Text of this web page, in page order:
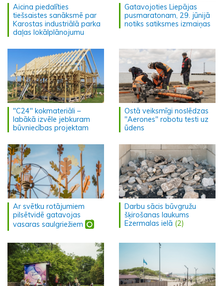
Aicina piedalīties
tiešsaistes sanāksmē par
Karostas industriālā parka
daļas lokālplānojumu
Gatavojoties Liepājas
pusmaratonam, 29. jūnijā
notiks satiksmes izmaiņas
"C24" kokmateriāli –
labākā izvēle jebkuram
būvniecības projektam
Ostā veiksmīgi noslēdzas
"Aerones" robotu testi uz
ūdens
Ar svētku rotājumiem
pilsētvidē gatavojas
vasaras saulgriežiem
Darbu sācis būvgružu
šķirošanas laukums
Ezermalas ielā (2)